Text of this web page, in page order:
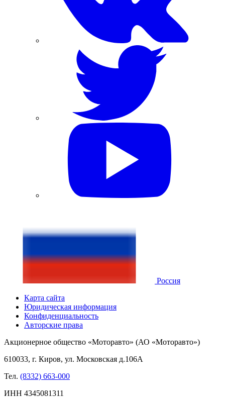
Россия
Карта сайта
Юридическая информация
Конфиденциальность
Авторские права
Акционерное общество «Моторавто» (АО «Моторавто»)
610033, г. Киров, ул. Московская д.106А
Тел. (8332) 663-000
ИНН 4345081311